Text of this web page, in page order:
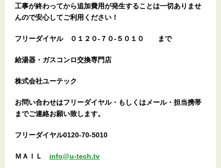
工事が終わってから追加費用が発生することは一切ありませ
んので安心してご利用ください！
フリーダイヤル ０１２０-７０-５０１０ まで
給湯器・ガスコンロ交換専門店
株式会社ユーテック
お問い合わせはフリーダイヤル・もしくはメール・担当携帯
までご連絡お願い致します。
フリーダイヤル0120-70-5010
ＭＡＩＬ info@u-tech.tv